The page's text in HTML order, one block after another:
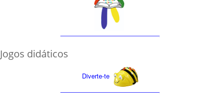
Jogos didáticos
Diverte-te